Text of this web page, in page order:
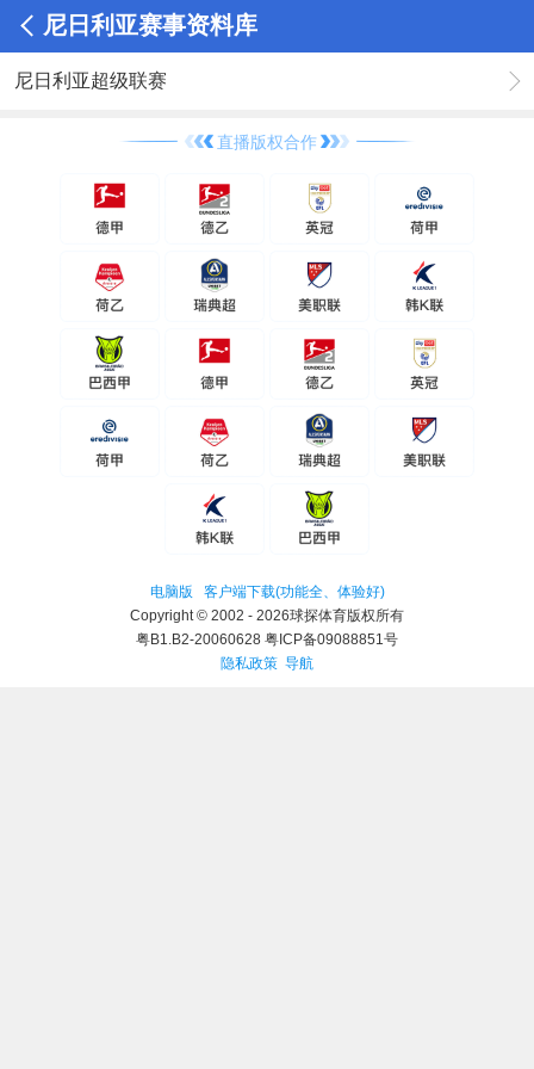
尼日利亚赛事资料库
尼日利亚超级联赛
直播版权合作
电脑版
客户端下载(功能全、体验好)
Copyright © 2002 - 2026球探体育版权所有
粤B1.B2-20060628 粤ICP备09088851号
隐私政策 导航